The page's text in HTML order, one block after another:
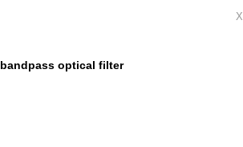
bandpass optical filter